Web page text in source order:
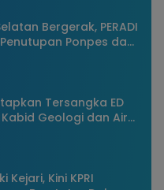
Bergerak, PERADI
Ponpes dan
Tersangka ED
Geologi dan Air
Jatim
Kejari, Kini KPRI